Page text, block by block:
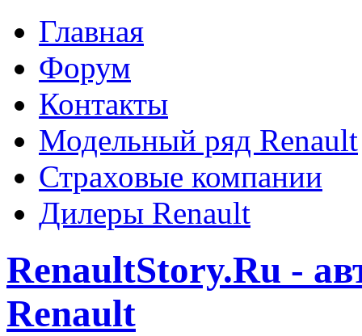
Главная
Форум
Контакты
Модельный ряд Renault
Страховые компании
Дилеры Renault
RenaultStory.Ru -
Renault